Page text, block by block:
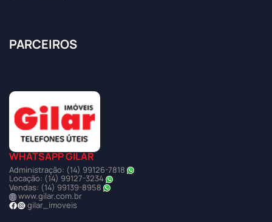
PARCEIROS
WHATSAPP GILAR
Administração: (14) 99126-7818
Locação: (14) 99127-3234
Vendas: (14) 99139-8958
www.gilar.com.br
gilar_imoveis